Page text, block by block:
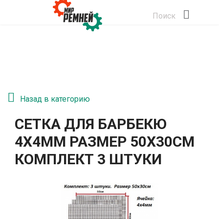
Поиск
Назад в категорию
СЕТКА ДЛЯ БАРБЕКЮ
4Х4ММ РАЗМЕР 50Х30СМ
КОМПЛЕКТ 3 ШТУКИ